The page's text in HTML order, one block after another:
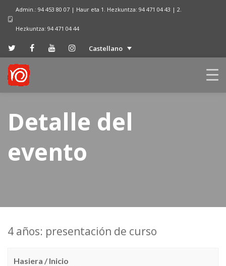
Admin.: 94 453 80 07 | Haur eta 1. Hezkuntza: 94 471 04 43 | 2.
Hezkuntza: 94 471 04 44
Castellano
Detalle del
evento
4 años: presentación de curso
Hasiera / Inicio